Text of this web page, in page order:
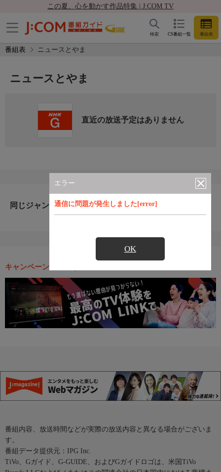
この夏、心を動かす作品特集 | J:COM TV
CS番組一覧 番組表
検索
番組表 ニュースとやま
エラー
通信に問題が発生しました[error]
OK
ニュースとやま
直近の放送予定はありません
同じジャンルのおすすめ番組
キャンペーン・お得な情報
番組内容、放送時間などが実際の放送内容と異なる場合がございま
す。
番組データ提供元：IPG Inc.
TiVo、Gガイド、G-GUIDE、およびGガイドロゴは、米国TiVo